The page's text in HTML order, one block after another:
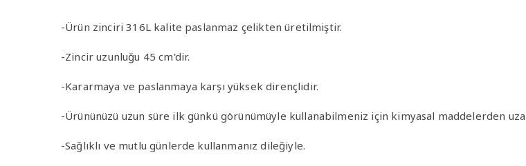
-Ürün zinciri 316L kalite paslanmaz çelikten üretilmiştir.
-Zincir uzunluğu 45 cm'dir.
-Kararmaya ve paslanmaya karşı yüksek dirençlidir.
-Ürününüzü uzun süre ilk günkü görünümüyle kullanabilmeniz için kimyasal maddelerden
-Sağlıklı ve mutlu günlerde kullanmanız dileğiyle.